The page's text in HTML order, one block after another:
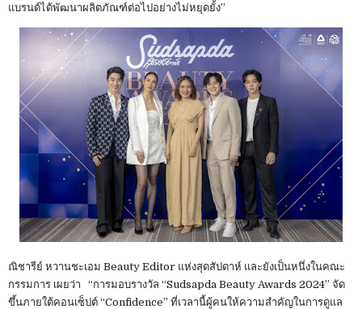
แบรนด์ได้พัฒนาผลิตภัณฑ์ต่อไปอย่างไม่หยุดยั้ง”
ณิชารีย์ หวานชะเอม Beauty Editor แห่งสุดสัปดาห์ และยังเป็นหนึ่งในคณะ
กรรมการ เผยว่า “การมอบรางวัล “Sudsapda Beauty Awards 2024” จัด
ขึ้นภายใต้คอนเซ็ปต์ “Confidence” ที่เวลานี้ผู้คนให้ความสำคัญในการดูแล